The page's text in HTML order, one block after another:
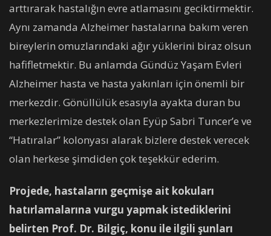
arttırarak hastalığın evre atlamasını geciktirmektir.
Aynı zamanda Alzheimer hastalarına bakım veren
bireylerin omuzlarındaki ağır yüklerini biraz olsun
hafifletmektir. Bu anlamda Gündüz Yaşam Evleri
Alzheimer hasta ve hasta yakınları için önemli bir
merkezdir. Gönüllülük esasıyla ayakta duran bu
merkezlerimize destek olan Eyüp Sabri Tuncer’e ve
“Hatıralar” kolonyası alarak bizlere destek verecek
olan herkese şimdiden çok teşekkür ederim.
Projede, hastaların geçmişe ait kokuları
hatırlamalarına vurgu yapmak istediklerini
belirten Prof. Dr. Bilgiç, konu ile ilgili şunları